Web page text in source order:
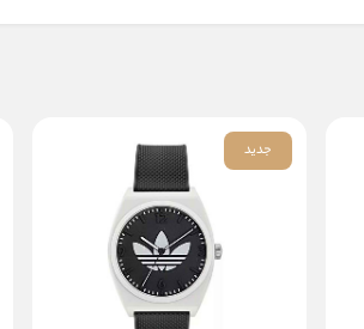
جدید